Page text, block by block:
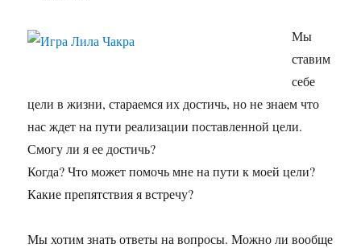
Мы
ставим
себе
цели в жизни, стараемся их достичь, но не знаем что
нас ждет на пути реализации поставленной цели.
Смогу ли я ее достичь?
Когда? Что может помочь мне на пути к моей цели?
Какие препятствия я встречу?
Мы хотим знать ответы на вопросы. Можно ли вообще